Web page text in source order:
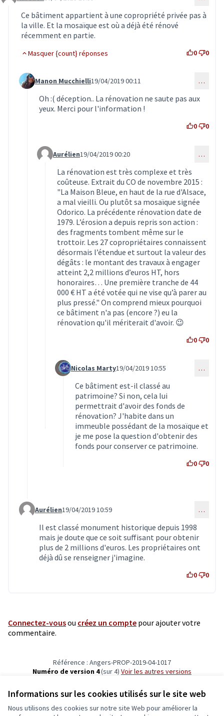
Informations sur les cookies utilisés sur le site web
Nous utilisons des cookies sur notre site Web pour améliorer la
Ce bâtiment appartient à une copropriété privée pas à
la ville. Et la mosaïque est où a déjà été rénové
récemment en partie.
Masquer {count} réponses 0 0
Commentaire 1445 (réponse au commentaire 1440)
Manon Mucchielli19/04/2019 00:11 …
Oh :( déception.. La rénovation ne saute pas aux
yeux. Merci pour l'information !
0 0
Commentaire 1446 (réponse au commentaire 1445)
Aurélien19/04/2019 00:20 …
La rénovation est très complexe et très
coûteuse. Extrait du CO de novembre 2015 :
"La Maison Bleue, en haut de la rue d'Alsace,
a mal vieilli. Ou plutôt sa mosaïque signée
Odorico. La précédente rénovation date de
1979. L’érosion a depuis repris son action :
des fragments tombent même sur le
trottoir. Les 27 copropriétaires connaissent
désormais l’étendue et surtout la valeur des
dégâts : le montant des travaux à engager
atteint 2,2 millions d’euros HT, hors
honoraires… Une première tranche de 44
000 € HT a été votée qui ne vise qu’à parer au
plus pressé." On comprend mieux pourquoi
ce bâtiment n'a pas (encore ?) eu la
rénovation qu'il mériterait d'avoir. 😉
0 0
Commentaire 1447 (réponse au commentaire
Nicolas Marty19/04/2019 10:55 …
Ce bâtiment est-il classé au
patrimoine? Si non, cela lui
permettrait d'avoir des fonds de
rénovation? J'habite dans un
immeuble possédant de la mosaïque et
je me pose la question d'obtenir des
fonds pour conserver ce patrimoine.
0 0
Commentaire 1448 (réponse au commentaire 1440)
Aurélien19/04/2019 10:59 …
Il est classé monument historique depuis 1998
mais je doute que ce soit suffisant pour obtenir
plus de 2 millions d'euros. Les propriétaires ont
déjà dû se renseigner j'imagine.
0 0
Connectez-vousou créez un compte pour ajouter votre
commentaire.
Référence : Angers-PROP-2019-04-1017
Numéro de version 4(sur 4)
voir les autres versions
Conditions d'utilisation